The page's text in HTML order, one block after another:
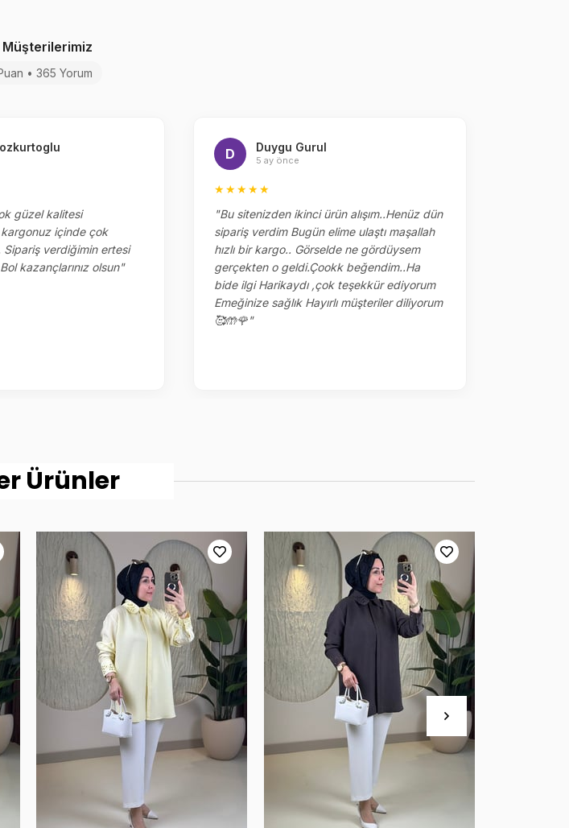
Müşterilerimiz
• 365 Yorum
kalitesi
kargonuz içinde çok
verdiğimin ertesi
kazançlarınız olsun"
D Duygu Gurul
5 ay önce
★★★★★
"Bu sitenizden ikinci ürün alışım..Henüz dün
sipariş verdim Bugün elime ulaştı maşallah
hızlı bir kargo.. Görselde ne gördüysem
gerçekten o geldi.Çookk beğendim..Ha
bide ilgi Harikaydı ,çok teşekkür ediyorum
Emeğinize sağlık Hayırlı müşteriler diliyorum
🥰🤲🌹"
Ürünler